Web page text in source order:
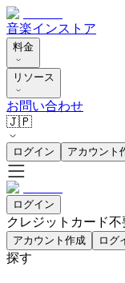
音楽インストア
料金
リソース
お問い合わせ
🇯🇵
ログイン アカウント
ログイン
クレジットカード不
アカウント作成 ログ
探す